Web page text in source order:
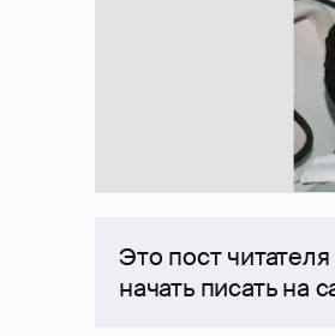
Это пост
начать писать на